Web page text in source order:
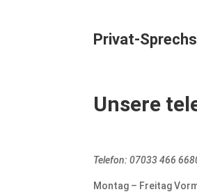
Privat-
Unsere
Telefon: 07033 466
Montag – Freitag